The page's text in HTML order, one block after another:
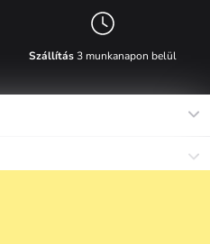
Szállítás3 munkanapon belül